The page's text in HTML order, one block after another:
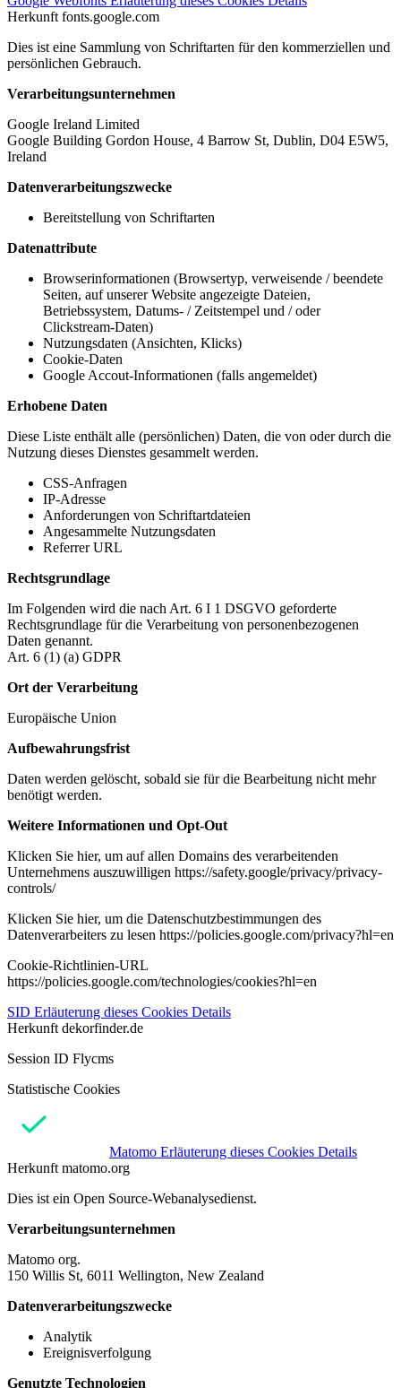
Herkunft fonts.google.com
Dies ist eine Sammlung von Schriftarten für den kommerziellen und
persönlichen Gebrauch.
Verarbeitungsunternehmen
Google Ireland Limited
Google Building Gordon House, 4 Barrow St, Dublin, D04 E5W5,
Ireland
Datenverarbeitungszwecke
Bereitstellung von Schriftarten
Datenattribute
Browserinformationen (Browsertyp, verweisende / beendete
Seiten, auf unserer Website angezeigte Dateien,
Betriebssystem, Datums- / Zeitstempel und / oder
Clickstream-Daten)
Nutzungsdaten (Ansichten, Klicks)
Cookie-Daten
Google Accout-Informationen (falls angemeldet)
Erhobene Daten
Diese Liste enthält alle (persönlichen) Daten, die von oder durch die
Nutzung dieses Dienstes gesammelt werden.
CSS-Anfragen
IP-Adresse
Anforderungen von Schriftartdateien
Angesammelte Nutzungsdaten
Referrer URL
Rechtsgrundlage
Im Folgenden wird die nach Art. 6 I 1 DSGVO geforderte
Rechtsgrundlage für die Verarbeitung von personenbezogenen
Daten genannt.
Art. 6 (1) (a) GDPR
Ort der Verarbeitung
Europäische Union
Aufbewahrungsfrist
Daten werden gelöscht, sobald sie für die Bearbeitung nicht mehr
benötigt werden.
Weitere Informationen und Opt-Out
Klicken Sie hier, um auf allen Domains des verarbeitenden
Unternehmens auszuwilligen https://safety.google/privacy/privacy-
controls/
Klicken Sie hier, um die Datenschutzbestimmungen des
Datenverarbeiters zu lesen https://policies.google.com/privacy?hl=en
Cookie-Richtlinien-URL
https://policies.google.com/technologies/cookies?hl=en
SID Erläuterung dieses Cookies Details
Herkunft dekorfinder.de
Session ID Flycms
Statistische Cookies
Matomo Erläuterung dieses Cookies Details
Herkunft matomo.org
Dies ist ein Open Source-Webanalysedienst.
Verarbeitungsunternehmen
Matomo org.
150 Willis St, 6011 Wellington, New Zealand
Datenverarbeitungszwecke
Analytik
Ereignisverfolgung
Genutzte Technologien